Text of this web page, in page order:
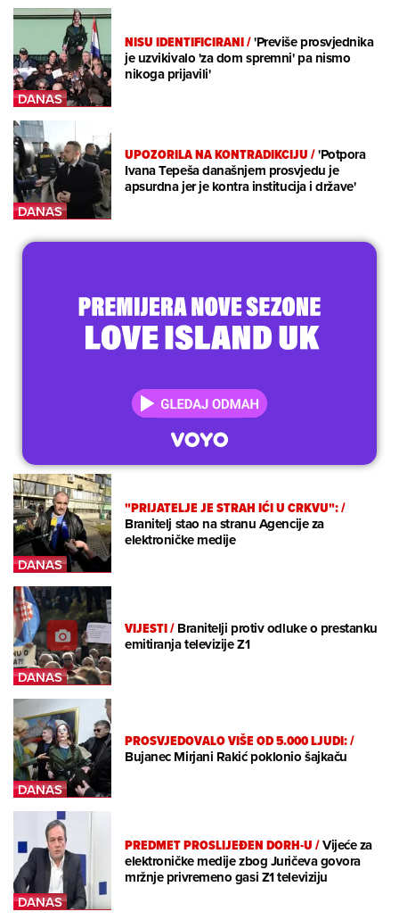
NISU IDENTIFICIRANI/'Previše prosvjednika
je uzvikivalo 'za dom spremni' pa nismo
nikoga prijavili'
UPOZORILA NA KONTRADIKCIJU/'Potpora
Ivana Tepeša današnjem prosvjedu je
apsurdna jer je kontra institucija i države'
"PRIJATELJE JE STRAH IĆI U CRKVU":/
Branitelj stao na stranu Agencije za
elektroničke medije
VIJESTI/Branitelji protiv odluke o prestanku
emitiranja televizije Z1
PROSVJEDOVALO VIŠE OD 5.000 LJUDI:/
Bujanec Mirjani Rakić poklonio šajkaču
PREDMET PROSLIJEĐEN DORH-U/Vijeće za
elektroničke medije zbog Juričeva govora
mržnje privremeno gasi Z1 televiziju